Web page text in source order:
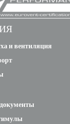
и вентиляция